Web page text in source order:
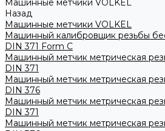
Машинные метчики VOLKEL
Назад
Машинные метчики VOLKEL
Машинный калибровщик резьбы
DIN 371 Form C
Машинный метчик метрическая
DIN 371
Машинный метчик метрическая
DIN 376
Машинный метчик метрическая
DIN 371
Машинный метчик метрическая